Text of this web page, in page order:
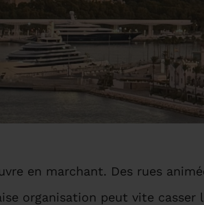
en marchant. Des rues
organisation peut vite casser